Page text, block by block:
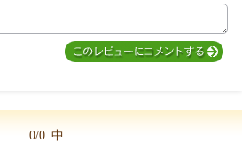
0/0 中